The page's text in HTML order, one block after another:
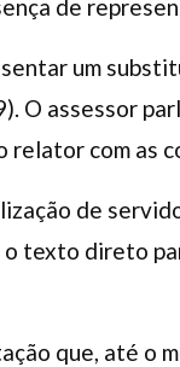
de
um
O assessor
com as
de
texto direto
que, até o